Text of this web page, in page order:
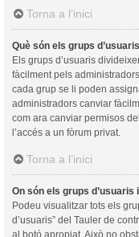
Torna a l’inici
Què són els grups
Els grups d’usuaris
fàcilment pels
cada grup se li poden
administradors canviar
com ara canviar permisos
l’accés a un fòrum privat.
Torna a l’inici
On són els grups d’usuaris
Podeu visualitzar tots els
d’usuaris” del Tauler de
al botó apropiat. Això no